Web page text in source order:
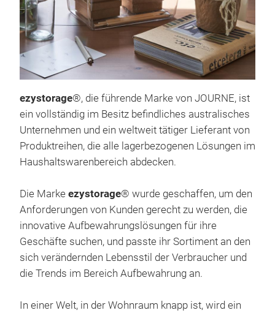
ezystorage®, die führende Marke von JOURNE, ist
ein vollständig im Besitz befindliches australisches
Unternehmen und ein weltweit tätiger Lieferant von
Produktreihen, die alle lagerbezogenen Lösungen im
Haushaltswarenbereich abdecken.
Die Marke ezystorage® wurde geschaffen, um den
Anforderungen von Kunden gerecht zu werden, die
innovative Aufbewahrungslösungen für ihre
Geschäfte suchen, und passte ihr Sortiment an den
sich verändernden Lebensstil der Verbraucher und
die Trends im Bereich Aufbewahrung an.
In einer Welt, in der Wohnraum knapp ist, wird ein